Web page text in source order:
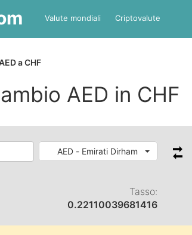
Valute mondiali Criptovalute
a CHF
AED in CHF
AED - Emirati Dirham
Tasso:
0.22110039681416